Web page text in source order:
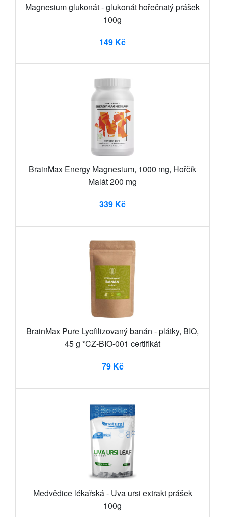
Magnesium glukonát - glukonát hořečnatý prášek
100g
149 Kč
BrainMax Energy Magnesium, 1000 mg, Hořčík
Malát 200 mg
339 Kč
BrainMax Pure Lyofilizovaný banán - plátky, BIO,
45 g *CZ-BIO-001 certifikát
79 Kč
Medvědice lékařská - Uva ursi extrakt prášek
100g